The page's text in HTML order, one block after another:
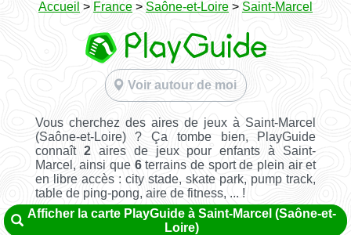
Accueil > France > Saône-et-Loire > Saint-Marcel
Voir autour de moi
Vous cherchez des aires de jeux à Saint-Marcel
(Saône-et-Loire) ? Ça tombe bien, PlayGuide
connaît 2aires de jeux pour enfants à Saint-
Marcel, ainsi que 6terrains de sport de plein air et
en libre accès : city stade, skate park, pump track,
table de ping-pong, aire de fitness, ... !
Afficher la carte PlayGuide à Saint-Marcel (Saône-et-
Loire)